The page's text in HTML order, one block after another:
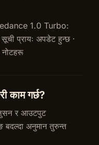
1.0 Turbo:
प्रायः अपडेट हुन्छ ·
नोटहरू
काम गर्छ?
र आउटपुट
बदल्दा अनुमान तुरुन्त